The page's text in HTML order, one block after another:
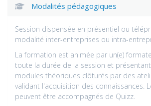
Modalités pédagogiques
Session dispensée en présentiel ou
modalité inter-entreprises ou intra-
La formation est animée par un(e)
toute la durée de la session et
modules théoriques clôturés par des
validant l'acquisition des connaissances.
peuvent être accompagnés de Quizz.